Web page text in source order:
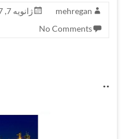
mehregan ژانویه 7, 2017
No Comments
..